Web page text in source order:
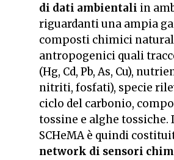
di dati ambientali in
riguardanti una ampia
composti chimici
antropogenici quali
(Hg, Cd, Pb, As, Cu),
nitriti, fosfati), specie
ciclo del carbonio,
tossine e alghe tossiche.
SCHeMA è quindi
network di sensori